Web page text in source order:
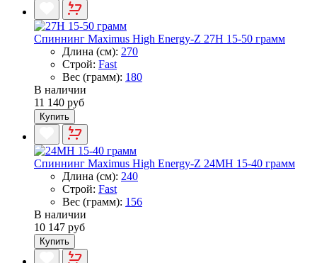
Спиннинг Maximus High Energy-Z 27H 15-50 грамм
Длина (см): 270
Строй: Fast
Вес (грамм): 180
В наличии
11 140 руб
Купить
Спиннинг Maximus High Energy-Z 24MH 15-40 грамм
Длина (см): 240
Строй: Fast
Вес (грамм): 156
В наличии
10 147 руб
Купить